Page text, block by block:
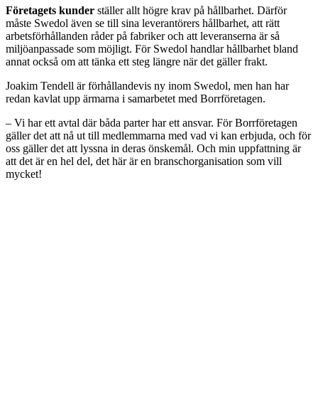
Företagets kunder ställer allt högre krav på hållbarhet. Därför
måste Swedol även se till sina leverantörers hållbarhet, att rätt
arbetsförhållanden råder på fabriker och att leveranserna är så
miljöanpassade som möjligt. För Swedol handlar hållbarhet bland
annat också om att tänka ett steg längre när det gäller frakt.
Joakim Tendell är förhållandevis ny inom Swedol, men han har
redan kavlat upp ärmarna i samarbetet med Borrföretagen.
– Vi har ett avtal där båda parter har ett ansvar. För Borrföretagen
gäller det att nå ut till medlemmarna med vad vi kan erbjuda, och för
oss gäller det att lyssna in deras önskemål. Och min uppfattning är
att det är en hel del, det här är en branschorganisation som vill
mycket!